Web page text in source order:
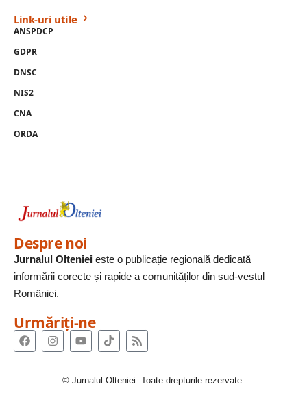
Link-uri utile
ANSPDCP
GDPR
DNSC
NIS2
CNA
ORDA
Despre noi
Jurnalul Olteniei este o publicație regională dedicată
informării corecte și rapide a comunităților din sud-vestul
României.
Urmăriți-ne
© Jurnalul Olteniei. Toate drepturile rezervate.